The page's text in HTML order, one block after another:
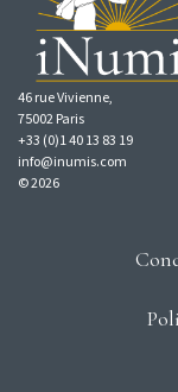
46 rue Vivienne,
75002 Paris
+33 (0)1 40 13 83 19
info@inumis.com
© 2026